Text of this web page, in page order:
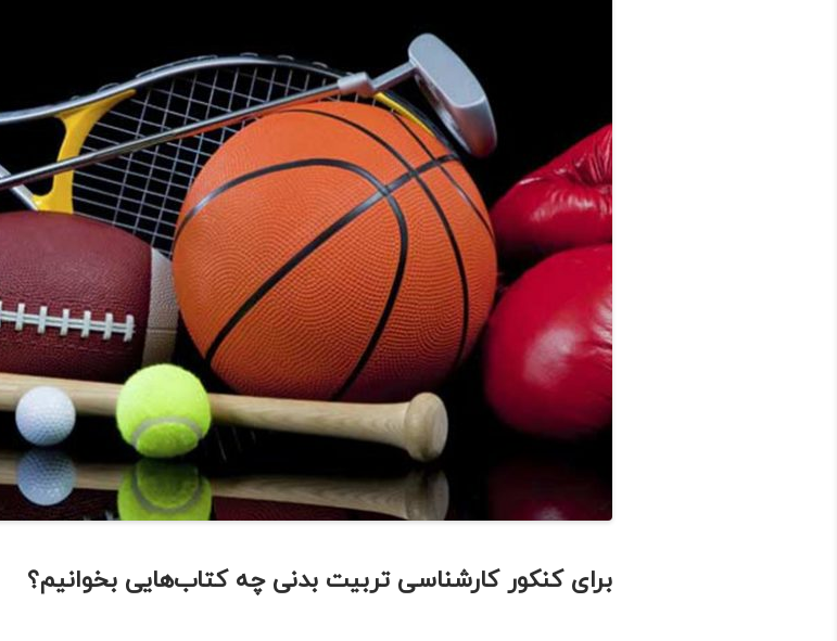
برای کنکور کارشناسی تربیت بدنی چه کتاب‌هایی بخوانیم؟